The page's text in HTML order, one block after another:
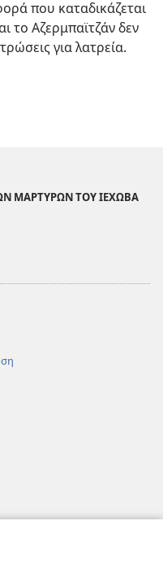
που καταδικάζεται
το Αζερμπαϊτζάν δεν
για λατρεία.
ΜΑΡΤΥΡΩΝ ΤΟΥ ΙΕΧΩΒΑ
και ΜΜΕ